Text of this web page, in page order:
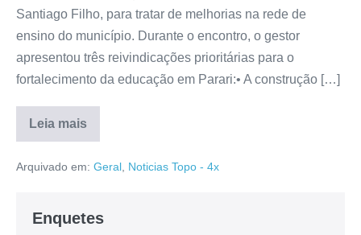
Santiago Filho, para tratar de melhorias na rede de
ensino do município. Durante o encontro, o gestor
apresentou três reivindicações prioritárias para o
fortalecimento da educação em Parari:• A construção […]
Leia mais
Arquivado em: Geral Noticias Topo - 4x
Enquetes